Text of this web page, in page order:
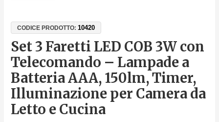
CODICE PRODOTTO:10420
Set 3 Faretti LED COB 3W con
Telecomando – Lampade a
Batteria AAA, 150lm, Timer,
Illuminazione per Camera da
Letto e Cucina